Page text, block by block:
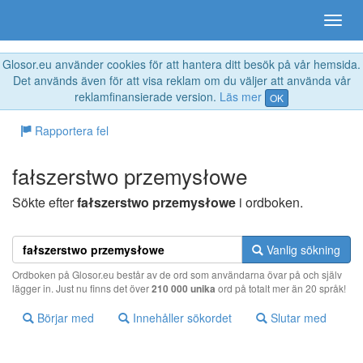
Glosor.eu använder cookies för att hantera ditt besök på vår hemsida.
Det används även för att visa reklam om du väljer att använda vår
reklamfinansierade version. Läs mer OK
Rapportera fel
fałszerstwo przemysłowe
Sökte efterfałszerstwo przemysłowe i ordboken.
Vanlig sökning
Ordboken på Glosor.eu består av de ord som användarna övar på och själv
lägger in. Just nu finns det över210 000 unika ord på totalt mer än 20 språk!
Börjar med Innehåller sökordet Slutar med